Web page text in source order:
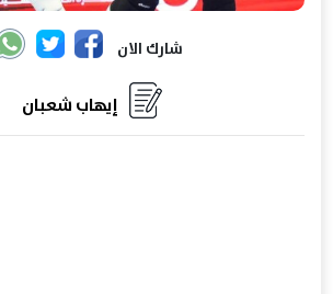
شارك الان
إيهاب شعبان